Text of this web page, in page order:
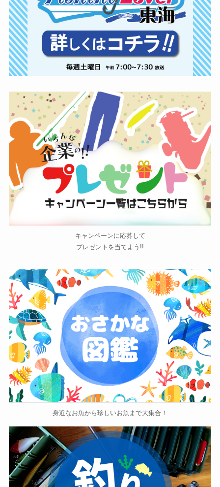
キャンペーンに応募して
プレゼントを当てよう!!
身近なお魚から珍しいお魚まで大集合！